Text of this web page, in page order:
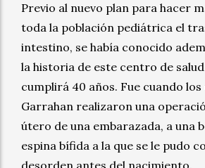
Previo al nuevo plan para hacer
toda la población pediátrica el
intestino, se había conocido
la historia de este centro de salud
cumplirá 40 años. Fue cuando
Garrahan realizaron una
útero de una embarazada, a una
espina bífida a la que se le pudo